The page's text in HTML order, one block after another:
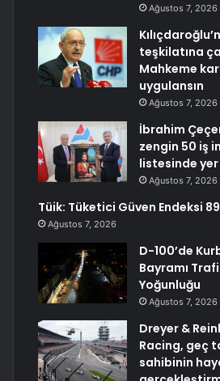
Ağustos 7, 2026
teşkilatına
Mahkeme
uygulansın
Ağustos 7, 2026
İbrahim
zengin 50 iş
listesinde yer
Ağustos 7, 2026
Tüik: Tüketici Güven Endeksi
Ağustos 7, 2026
D-100’de
Bayramı
Yoğunluğu
Ağustos 7, 2026
Dreyer &
Racing, geç
sahibinin